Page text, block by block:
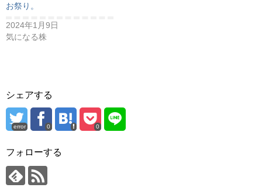
お祭り。
2024年1月9日
気になる株
シェアする
error 0 0
フォローする